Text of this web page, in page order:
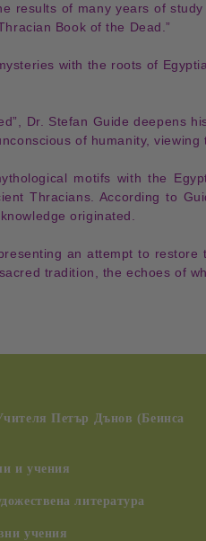
results of many years of
Book of the Dead.”
with the roots of
, Dr. Stefan Guide deepens
of humanity, viewing
motifs with the
Thracians . According to
originated.
an attempt to restore
tradition , the echoes of
Петър Дънов (Беинса
и учения
литература
учения